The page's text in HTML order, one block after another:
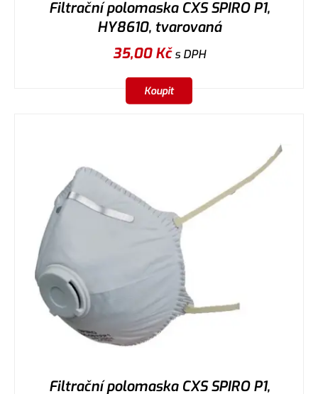
Filtrační polomaska CXS SPIRO P1,
HY8610, tvarovaná
35,00Kčs DPH
Koupit
Filtrační polomaska CXS SPIRO P1,